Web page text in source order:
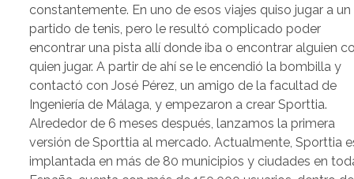
constantemente. En uno de esos viajes quiso jugar a un
partido de tenis, pero le resultó complicado poder
encontrar una pista allí donde iba o encontrar alguien
quien jugar. A partir de ahí se le encendió la bombilla y
contactó con José Pérez, un amigo de la facultad de
Ingeniería de Málaga, y empezaron a crear Sporttia.
Alrededor de 6 meses después, lanzamos la primera
versión de Sporttia al mercado. Actualmente, Sporttia
implantada en más de 80 municipios y ciudades en